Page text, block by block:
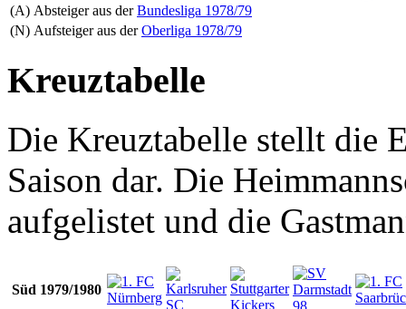
(A) Absteiger aus derBundesliga 1978/79
(N) Aufsteiger aus derOberliga 1978/79
Kreuztabelle
Die Kreuztabelle stellt die
Saison dar. Die
aufgelistet und die
Süd 1979/1980